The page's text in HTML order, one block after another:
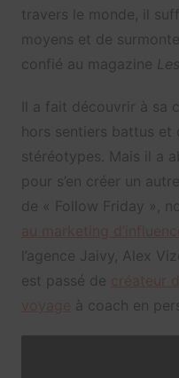
travers le monde, il
moyens et de
confié au magazine
Il a fait découvrir à sa
hors sentiers battus
stéréotypes. Mais il a
pour s’en créer un
de « Follow Friday »,
l’agence Jaivy, Alex
est passé de
à coach en